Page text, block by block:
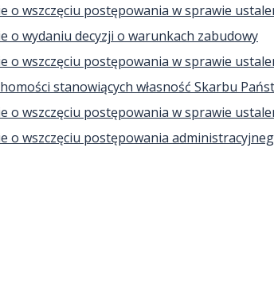
o wszczęciu postępowania w sprawie
o wydaniu decyzji o warunkach zabudowy
o wszczęciu postępowania w sprawie
stanowiących własność Skarbu
o wszczęciu postępowania w sprawie
o wszczęciu postępowania